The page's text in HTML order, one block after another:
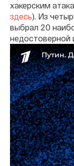
хакерским
здесь). Из
выбрал 20
недостоверной